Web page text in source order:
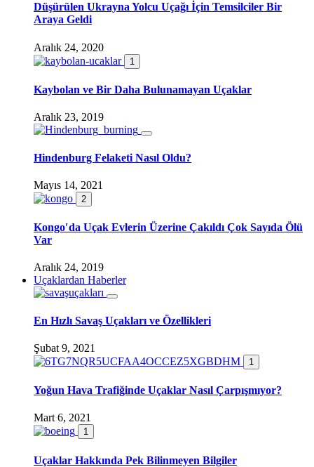
Düşürülen Ukrayna Yolcu Uçağı İçin Temsilciler Bir
Araya Geldi
Aralık 24, 2020
1
Kaybolan ve Bir Daha Bulunamayan Uçaklar
Aralık 23, 2019
Hindenburg Felaketi Nasıl Oldu?
Mayıs 14, 2021
2
Kongo′da Uçak Evlerin Üzerine Çakıldı Çok Sayıda Ölü
Var
Aralık 24, 2019
Uçaklardan Haberler
En Hızlı Savaş Uçakları ve Özellikleri
Şubat 9, 2021
1
Yoğun Hava Trafiğinde Uçaklar Nasıl Çarpışmıyor?
Mart 6, 2021
1
Uçaklar Hakkında Pek Bilinmeyen Bilgiler